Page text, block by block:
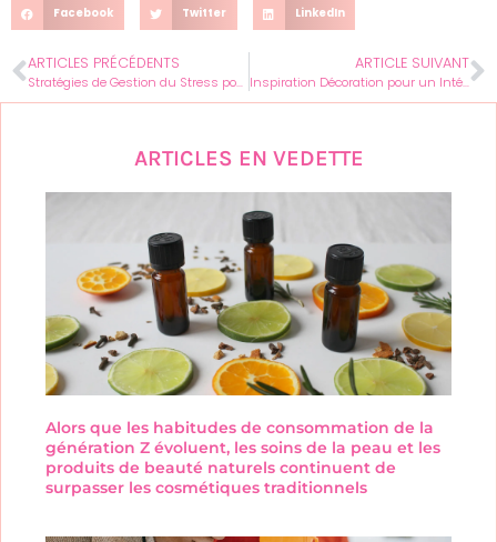
Facebook Twitter LinkedIn
ARTICLES PRÉCÉDENTS
Stratégies de Gestion du Stress pour les Femmes Actives
ARTICLE SUIVANT
Inspiration Décoration pour un Intérieur Féminin et Élégant
ARTICLES EN VEDETTE
Alors que les habitudes de consommation de la
génération Z évoluent, les soins de la peau et les
produits de beauté naturels continuent de
surpasser les cosmétiques traditionnels